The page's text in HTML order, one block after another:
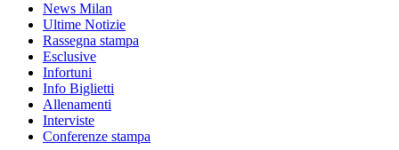
News Milan
Ultime Notizie
Rassegna stampa
Esclusive
Infortuni
Info Biglietti
Allenamenti
Interviste
Conferenze stampa